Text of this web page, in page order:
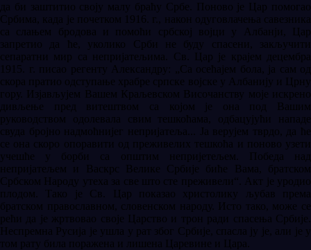
да би заштитио своју малу браћу Србе. Поново је Цар помогао
Србима, када је почетком 1916. г., након одуговлачења савезника
са слањем бродова и помоћи србској војци у Албанји, Цар
запретио да ће, уколико Срби не буду спасени, закључити
сепаратни мир са непријатељима. Св. Цар је крајем децембра
1915. г. писао регенту Александру: „Са осећајем бола, ја сам од
скора пратио одступање храбре српске војске у Албанију и Црну
гору. Изјављујем Вашем Краљевском Височанству моје искрено
дивљење пред витештвом са којом је она под Вашим
руководством одолевала свим тешкоћама, одбацујући нападе
свуда бројно надмоћнијег непријатеља... Ја верујем тврдо, да ће
се она скоро опоравити од преживелих тешкоћа и поново узети
учешће у борби са општим непријетељем. Победа над
непријатељем и Васкрс Велике Србије биће Вама, братском
Србском Народу утеха за све што сте преживели“. Акт је уродио
плодом. Тако је Св. Цар показао христолику љубав према
братском православном, словенском народу. Исто тако, може се
рећи да је жртвовао своје Царство и трон ради спасења Србије.
Неспремна Русија је ушла у рат због Србије, спасла ју је, али је у
том рату била поражена и лишена Царевине и Цара.